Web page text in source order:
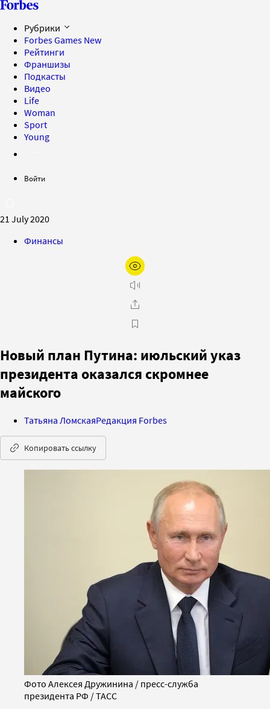
Рубрики
Forbes Games New
Рейтинги
Франшизы
Подкасты
Видео
Life
Woman
Sport
Young
Войти
21 July 2020
Финансы
Новый план Путина: июльский указ
президента оказался скромнее
майского
Татьяна ЛомскаяРедакция Forbes
Копировать ссылку
Фото Алексея Дружинина / пресс-служба
президента РФ / ТАСС